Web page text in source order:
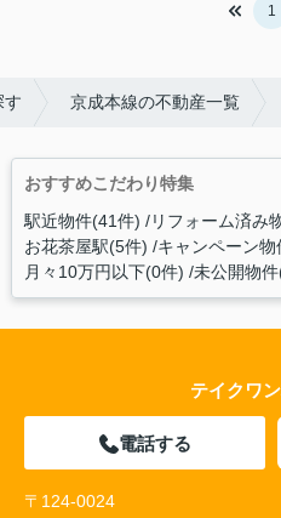
1
す 京成本線の不動産一覧
おすすめこだわり特集
駅近物件(41件) リフォーム済み
お花茶屋駅(5件) キャンペーン物
月々10万円以下(0件) 未公開物
テイクワ
電話する
〒124-0024